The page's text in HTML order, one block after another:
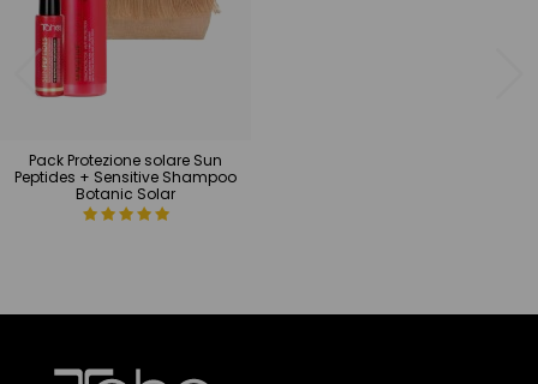
Pack Protezione solare Sun
Peptides + Sensitive Shampoo
Botanic Solar